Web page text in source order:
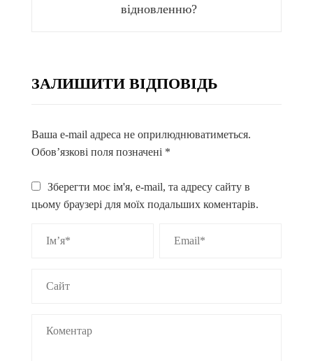
відновленню?
ЗАЛИШИТИ ВІДПОВІДЬ
Ваша e-mail адреса не оприлюднюватиметься.
Обов’язкові поля позначені *
Зберегти моє ім'я, e-mail, та адресу сайту в
цьому браузері для моїх подальших коментарів.